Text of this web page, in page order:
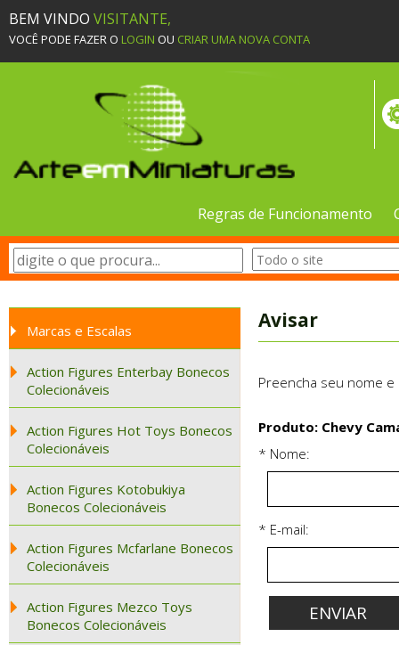
BEM VINDO VISITANTE,
VOCÊ PODE FAZER O LOGIN OU CRIAR UMA NOVA CONTA
Regras de Funcionamento
Marcas e Escalas
Action Figures Enterbay Bonecos
Colecionáveis
Action Figures Hot Toys Bonecos
Colecionáveis
Action Figures Kotobukiya
Bonecos Colecionáveis
Action Figures Mcfarlane Bonecos
Colecionáveis
Action Figures Mezco Toys
Bonecos Colecionáveis
Avisar
Preencha seu nome
Produto: Chevy
* Nome:
* E-mail: